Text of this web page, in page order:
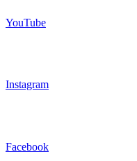
YouTube
Instagram
Facebook